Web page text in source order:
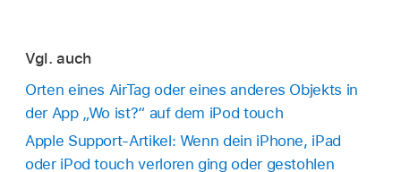
Vgl. auch
Orten eines AirTag oder eines anderes Objekts in
der App „Wo ist?“ auf dem iPod touch
Apple Support-Artikel: Wenn dein iPhone, iPad
oder iPod touch verloren ging oder gestohlen